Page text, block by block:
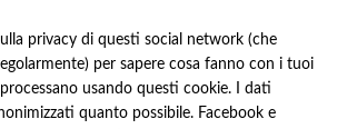
privacy di questi social network (che
per sapere cosa fanno con i tuoi
usando questi cookie. I dati
quanto possibile. Facebook e